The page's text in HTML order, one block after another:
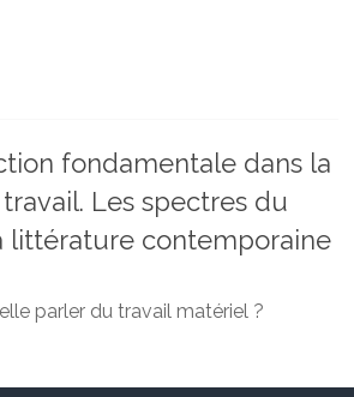
fondamentale dans la
Les spectres du
littérature contemporaine
parler du travail matériel ?